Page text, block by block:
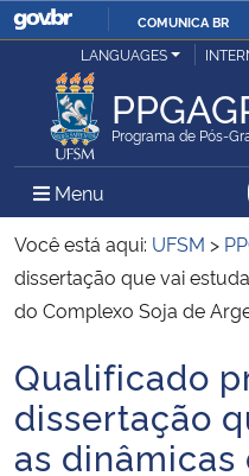
COMUNICA BR
Ministério da Justiça e Segurança
Ministério da Defesa
Ministério das Relações Exteriores
Ministério da Economia
Ministério da Infraestrutura
Ministério da Agricultura, Pecuária
LANGUAGES
Programa de Pós-
Menu Menu
Você está aqui: UFSM >
dissertação que vai
do Complexo Soja de
Início do conteúdo
Qualificado
dissertação
as